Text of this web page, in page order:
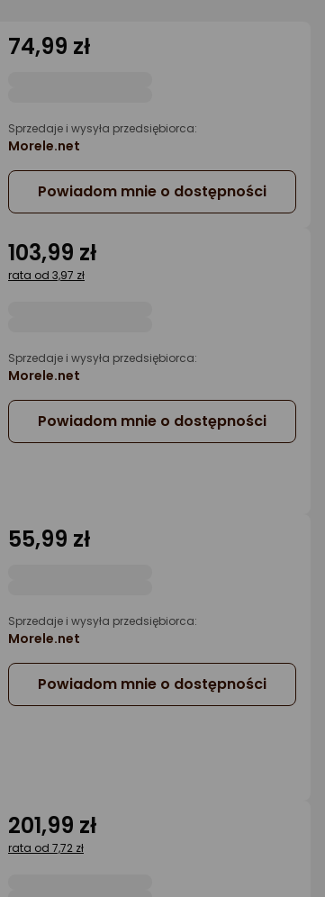
74,99 zł
Sprzedaje i wysyła przedsiębiorca:
Morele.net
Powiadom mnie o dostępności
103,99 zł
rata od 3,97 zł
Sprzedaje i wysyła przedsiębiorca:
Morele.net
Powiadom mnie o dostępności
55,99 zł
Sprzedaje i wysyła przedsiębiorca:
Morele.net
Powiadom mnie o dostępności
201,99 zł
rata od 7,72 zł